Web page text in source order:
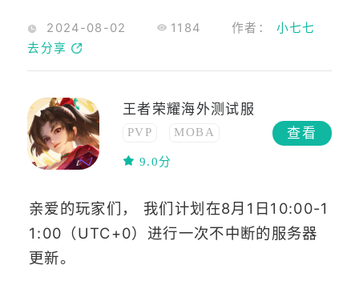
2024-08-02 1184 作者： 小七七
去分享
王者荣耀海外测试服
PVP
MOBA
多人
9.0分
查看
亲爱的玩家们， 我们计划在8月1日10:00-1
1:00（UTC+0）进行一次不中断的服务器
更新。